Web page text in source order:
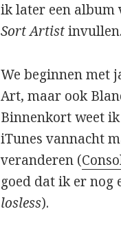
ik later een album
Sort Artistinvullen.
We beginnen met
Art, maar ook
Binnenkort weet
iTunes vannacht
veranderen (
goed dat ik er nog
losless).